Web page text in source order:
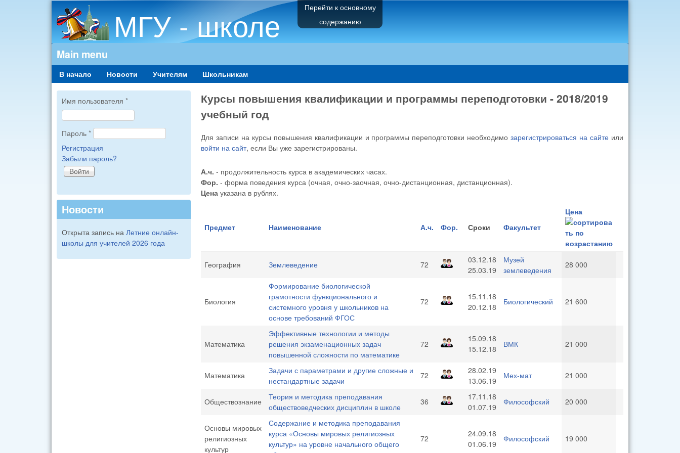
Перейти к основному
содержанию
МГУ - школе
Main menu
В начало Новости Учителям Школьникам
Курсы повышения квалификации и программы переподготовки - 2018/2019
учебный год
Для записи на курсы повышения квалификации и программы переподготовки необходимозарегистрироваться на сайте или
войти на сайт, если Вы уже зарегистрированы.
А.ч. - продолжительность курса в академических часах.
Фор. - форма поведения курса (очная, очно-заочная, очно-дистанционная, дистанционная).
Цена указана в рублях.
Предмет Наименование А.ч. Фор. Сроки Факультет
Цена
География Землеведение 72
03.12.18
25.03.19
Музей
землеведения
28 000
Биология
Формирование биологической
грамотности функционального и
системного уровня у школьников на
основе требований ФГОС
72
15.11.18
20.12.18
Биологический 21 600
Математика
Эффективные технологии и методы
решения экзаменационных задач
повышенной сложности по математике
72
15.09.18
15.12.18
ВМК 21 000
Математика
Задачи с параметрами и другие сложные и
нестандартные задачи
72
28.02.19
13.06.19
Мех-мат 21 000
Обществознание
Теория и методика преподавания
обществоведческих дисциплин в школе
36
17.11.18
01.07.19
Философский 20 000
Основы мировых
религиозных
культур
Содержание и методика преподавания
курса «Основы мировых религиозных
культур» на уровне начального общего
72
24.09.18
01.06.19
Философский 19 000
Имя пользователя *
Пароль *
Регистрация
Забыли пароль?
Новости
Открыта запись на Летние онлайн-
школы для учителей 2026 года